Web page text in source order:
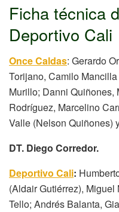
Ficha técnica
Deportivo Cali
Once Caldas: Gerardo
Torijano, Camilo
Murillo; Danni Quiñones,
Rodríguez, Marcelino
Valle (Nelson Quiñones)
DT. Diego Corredor.
Deportivo Cali:
(Aldair Gutiérrez),
Tello; Andrés Balanta,